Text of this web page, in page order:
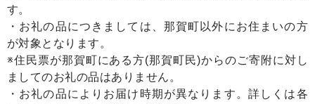
す。
・お礼の品につきましては、那賀町以外にお住まいの方
が対象となります。
※住民票が那賀町にある方(那賀町民)からのご寄附に対し
ましてのお礼の品はありません。
・お礼の品によりお届け時期が異なります。詳しくは各